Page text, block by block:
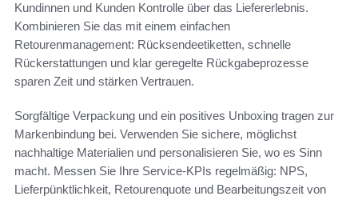
Kundinnen und Kunden Kontrolle über das Liefererlebnis.
Kombinieren Sie das mit einem einfachen
Retourenmanagement: Rücksendeetiketten, schnelle
Rückerstattungen und klar geregelte Rückgabeprozesse
sparen Zeit und stärken Vertrauen.
Sorgfältige Verpackung und ein positives Unboxing tragen zur
Markenbindung bei. Verwenden Sie sichere, möglichst
nachhaltige Materialien und personalisieren Sie, wo es Sinn
macht. Messen Sie Ihre Service-KPIs regelmäßig: NPS,
Lieferpünktlichkeit, Retourenquote und Bearbeitungszeit von